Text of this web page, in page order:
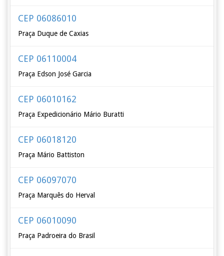
CEP 06086010
Praça Duque de Caxias
CEP 06110004
Praça Edson José Garcia
CEP 06010162
Praça Expedicionário Mário Buratti
CEP 06018120
Praça Mário Battiston
CEP 06097070
Praça Marquês do Herval
CEP 06010090
Praça Padroeira do Brasil